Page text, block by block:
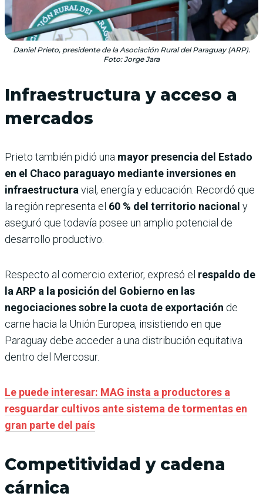
Daniel Prieto, presidente de la Asociación Rural del Paraguay (ARP).
Foto: Jorge Jara
Infraestructura y acceso a
mercados
Prieto también pidió una mayor presencia del Estado
en el Chaco paraguayo mediante inversiones en
infraestructura vial, energía y educación. Recordó que
la región representa el 60 % del territorio nacional y
aseguró que todavía posee un amplio potencial de
desarrollo productivo.
Respecto al comercio exterior, expresó el respaldo de
la ARP a la posición del Gobierno en las
negociaciones sobre la cuota de exportación de
carne hacia la Unión Europea, insistiendo en que
Paraguay debe acceder a una distribución equitativa
dentro del Mercosur.
Le puede interesar: MAG insta a productores a
resguardar cultivos ante sistema de tormentas en
gran parte del país
Competitividad y cadena
cárnica